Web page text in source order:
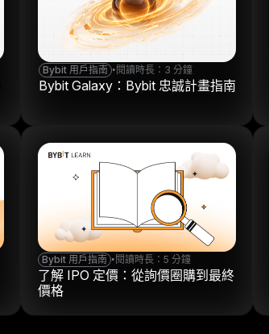
Bybit 用戶指南 • 閱讀時長：3 分鐘
Bybit Galaxy：Bybit 忠誠計畫指南
Bybit 用戶指南 • 閱讀時長：5 分鐘
了解 IPO 定價：從詢價圈購到最終
價格